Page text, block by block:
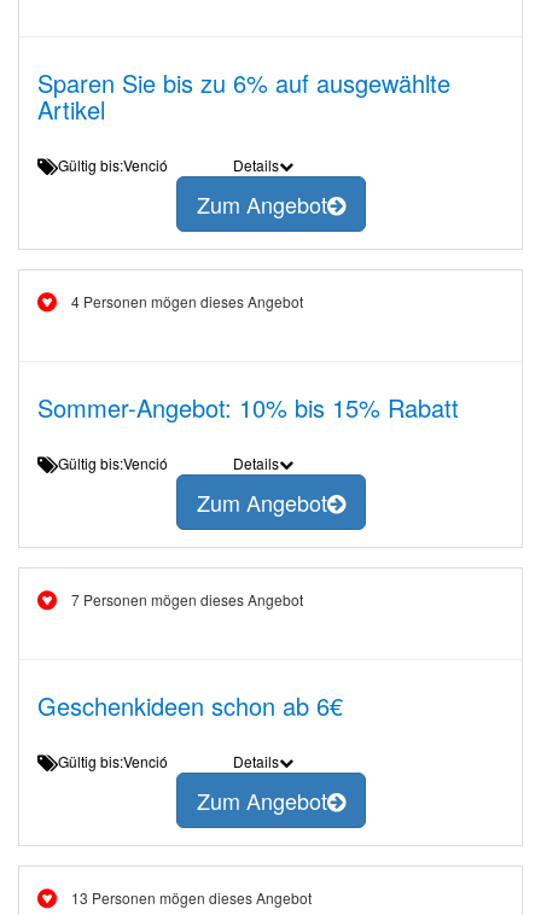
Sparen Sie bis zu 6% auf ausgewählte
Artikel
Gültig bis:Venció Details
Zum Angebot
4 Personen mögen dieses Angebot
Sommer-Angebot: 10% bis 15% Rabatt
Gültig bis:Venció Details
Zum Angebot
7 Personen mögen dieses Angebot
Geschenkideen schon ab 6€
Gültig bis:Venció Details
Zum Angebot
13 Personen mögen dieses Angebot